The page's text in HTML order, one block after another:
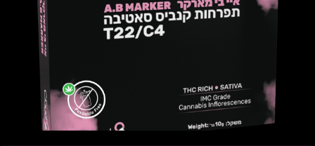
טרפנים דומיננטים: Pinene, Caryophyllene, Limonene
פתיחות שקית ומלאי זמין